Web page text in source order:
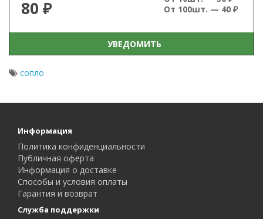
80 ₽
От 100шт. — 40 ₽
УВЕДОМИТЬ
сопло
Информация
Политика конфиденциальности
Публичная оферта
Информация о доставке
Способы и условия оплаты
Гарантия и возврат
Служба поддержки